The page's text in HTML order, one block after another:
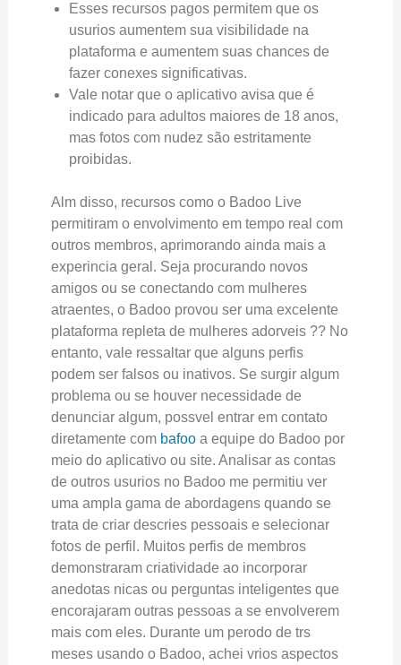
Esses recursos pagos permitem que os
usurios aumentem sua visibilidade na
plataforma e aumentem suas chances de
fazer conexes significativas.
Vale notar que o aplicativo avisa que é
indicado para adultos maiores de 18 anos,
mas fotos com nudez são estritamente
proibidas.
Alm disso, recursos como o Badoo Live
permitiram o envolvimento em tempo real com
outros membros, aprimorando ainda mais a
experincia geral. Seja procurando novos
amigos ou se conectando com mulheres
atraentes, o Badoo provou ser uma excelente
plataforma repleta de mulheres adorveis ?? No
entanto, vale ressaltar que alguns perfis
podem ser falsos ou inativos. Se surgir algum
problema ou se houver necessidade de
denunciar algum, possvel entrar em contato
diretamente com bafooa equipe do Badoo por
meio do aplicativo ou site. Analisar as contas
de outros usurios no Badoo me permitiu ver
uma ampla gama de abordagens quando se
trata de criar descries pessoais e selecionar
fotos de perfil. Muitos perfis de membros
demonstraram criatividade ao incorporar
anedotas nicas ou perguntas inteligentes que
encorajaram outras pessoas a se envolverem
mais com eles. Durante um perodo de trs
meses usando o Badoo, achei vrios aspectos